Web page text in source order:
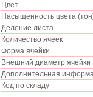
Цвет
Насыщенность цвета
Деление листа
Количество ячеек
Форма ячейки
Внешний диаметр ячейки
Дополнительная
Код по складу